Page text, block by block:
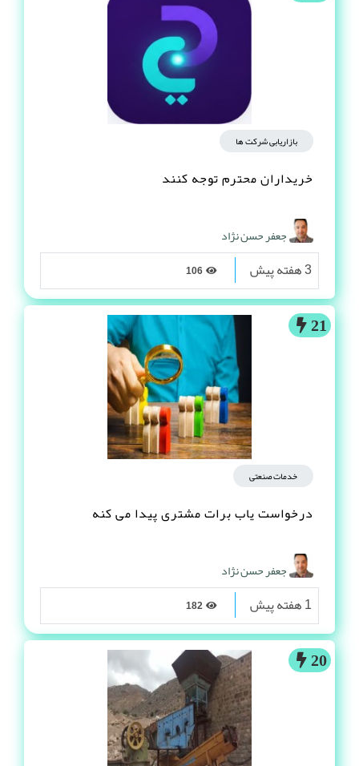
بازاریابی شرکت ها
خریداران محترم توجه کنند
جعفر حسن نژاد
3 هفته پیش
21
خدمات صنعتی
درخواست یاب برات مشتری پیدا می کنه
جعفر حسن نژاد
1 هفته پیش
20